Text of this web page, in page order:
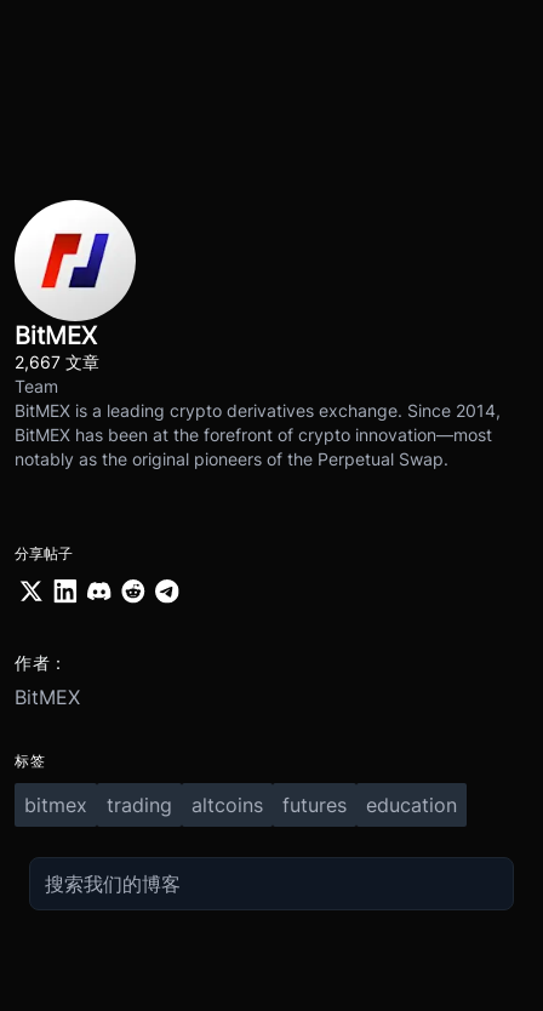
BitMEX
2,667 文章
Team
BitMEX is a leading crypto derivatives exchange. Since 2014,
BitMEX has been at the forefront of crypto innovation—most
notably as the original pioneers of the Perpetual Swap.
分享帖子
作者：
BitMEX
标签
bitmex trading altcoins futures education